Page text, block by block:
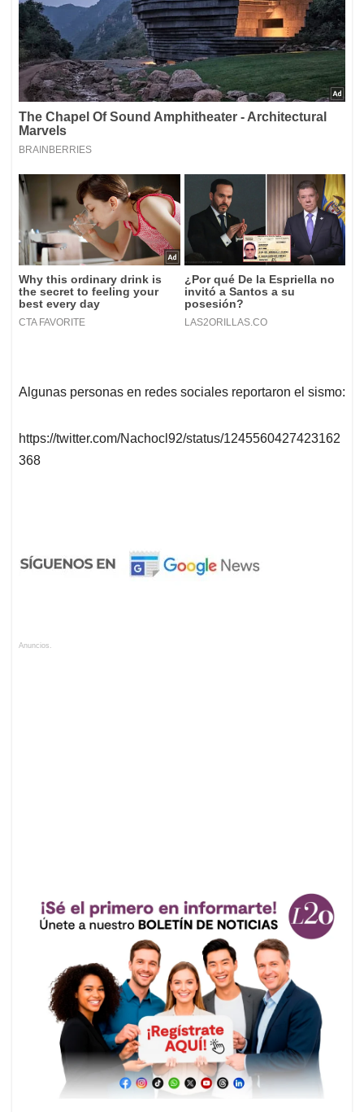
Algunas personas en redes sociales reportaron el sismo:
https://twitter.com/Nachocl92/status/1245560427423162
368
Anuncios.